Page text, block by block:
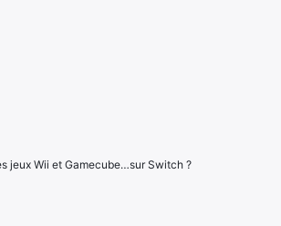
jeux Wii et Gamecube…sur Switch ?